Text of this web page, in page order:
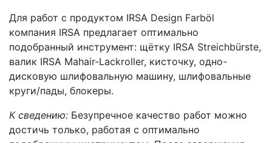
Для работ с продуктом IRSA Design Farböl
компания IRSA предлагает оптимально
подобранный инструмент: щётку IRSA Streichbürste,
валик IRSA Mahair-Lackroller, кисточку, одно-
дисковую шлифовальную машину, шлифовальные
круги/пады, блокеры.
К сведению: Безупречное качество работ можно
достичь только, работая с оптимально